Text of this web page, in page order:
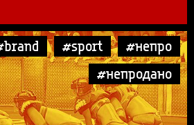
#sport
#непро
#непродано